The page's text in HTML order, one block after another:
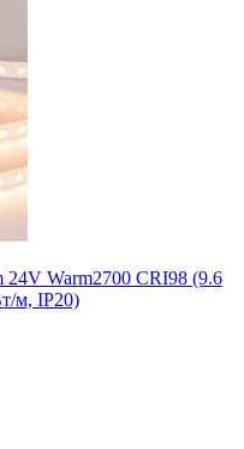
24V Warm2700 CRI98 (9.6
м, IP20)